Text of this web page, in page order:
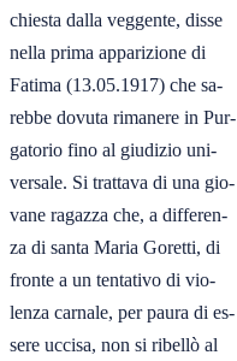
chiesta dalla veggente, disse
nella prima apparizione di
Fatima (13.05.1917) che sa-
rebbe dovuta rimanere in Pur-
gatorio fino al giudizio uni-
versale. Si trattava di una gio-
vane ragazza che, a differen-
za di santa Maria Goretti, di
fronte a un tentativo di vio-
lenza carnale, per paura di es-
sere uccisa, non si ribellò al